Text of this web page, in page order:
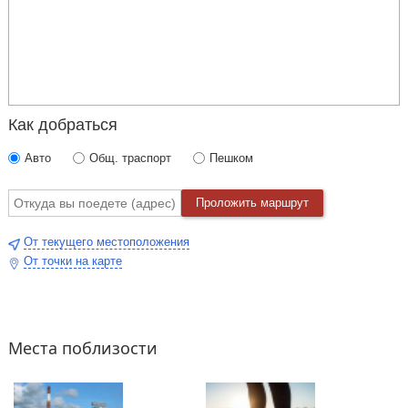
Как добраться
Авто Общ. траспорт Пешком
Проложить маршрут
От текущего местоположения
От точки на карте
Места поблизости